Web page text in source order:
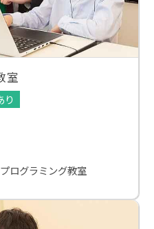
室
り
ログラミング教室